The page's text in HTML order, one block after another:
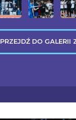
PRZEJDŹ DO GALERII